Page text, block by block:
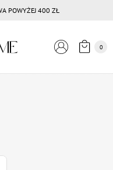
POWYŻEJ 400 ZŁ
0